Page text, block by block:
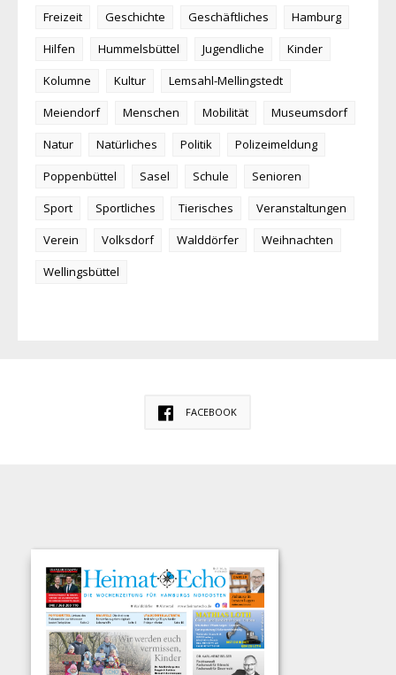
Freizeit
Geschichte Geschäftliches
Hamburg
Hilfen
Hummelsbüttel Jugendliche
Kinder
Kolumne
Kultur
Lemsahl-Mellingstedt
Meiendorf
Menschen Mobilität
Museumsdorf
Natur
Natürliches Politik
Polizeimeldung
Poppenbüttel
Sasel Schule
Senioren
Sport
Sportliches Tierisches
Veranstaltungen
Verein
Volksdorf Walddörfer
Weihnachten
Wellingsbüttel
FACEBOOK